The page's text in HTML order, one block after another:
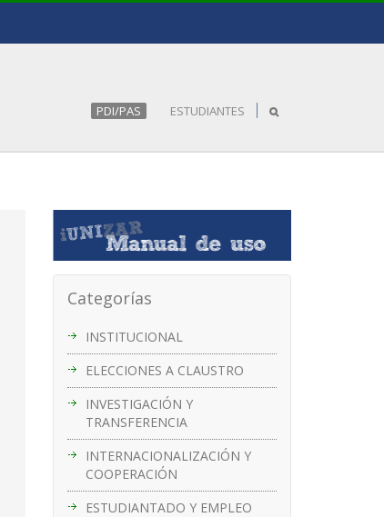
PDI/PAS ESTUDIANTES
Categorías
INSTITUCIONAL
ELECCIONES A CLAUSTRO
INVESTIGACIÓN Y
TRANSFERENCIA
INTERNACIONALIZACIÓN Y
COOPERACIÓN
ESTUDIANTADO Y EMPLEO